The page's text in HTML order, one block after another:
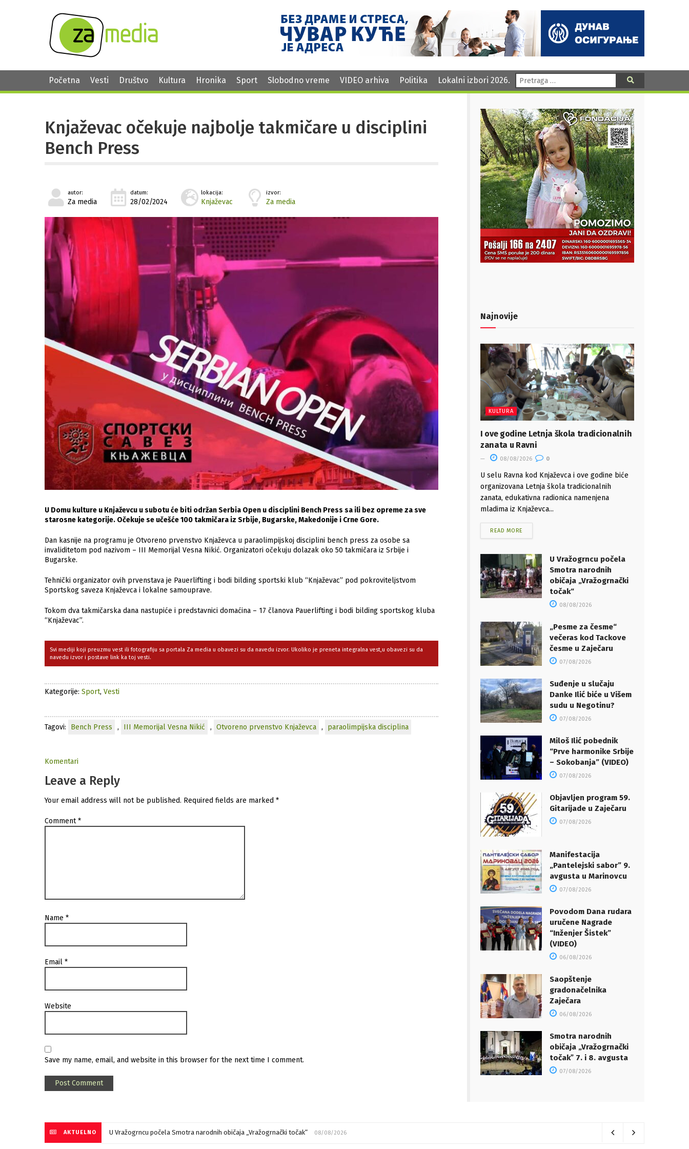
Početna Vesti Društvo Kultura Hronika Sport Slobodno vreme VIDEO arhiva Politika Lokalni izbori 2026. Pretraga:
Knjaževac očekuje najbolje takmičare u disciplini
Bench Press
autor:
Za media
datum:
28/02/2024
lokacija:
Knjaževac
izvor:
Za media
U Domu kulture u Кnjaževcu u subotu će biti održan Serbia Open u disciplini Bench Press sa ili bez opreme za sve
starosne kategorije. Očekuje se učešće 100 takmičara iz Srbije, Bugarske, Makedonije i Crne Gore.
Dan kasnije na programu je Otvoreno prvenstvo Knjaževca u paraolimpijskoj disciplini bench press za osobe sa
invaliditetom pod nazivom – III Memorijal Vesna Nikić. Organizatori očekuju dolazak oko 50 takmičara iz Srbije i
Bugarske.
Tehnički organizator ovih prvenstava je Pauerlifting i bodi bilding sportski klub “Knjaževac” pod pokroviteljstvom
Sportskog saveza Knjaževca i lokalne samouprave.
Tokom dva takmičarska dana nastupiće i predstavnici domaćina – 17 članova Pauerlifting i bodi bilding sportskog kluba
“Knjaževac”.
Svi mediji koji preuzmu vest ili fotografiju sa portala Za media u obavezi su da navedu izvor. Ukoliko je preneta integralna vest,u obavezi su da
navedu izvor i postave link ka toj vesti.
Kategorije: Sport, Vesti
Tagovi: Bench Press , III Memorijal Vesna Nikić , Otvoreno prvenstvo Knjaževca , paraolimpijska disciplina
Komentari
Leave a Reply
Your email address will not be published. Required fields are marked *
Comment*
Name *
Email *
Website
Save my name, email, and website in this browser for the next time I comment.
Najnovije
KULTURA
I ove godine Letnja škola tradicionalnih
zanata u Ravni
08/08/2026 0
U selu Ravna kod Knjaževca i ove godine biće
organizovana Letnja škola tradicionalnih
zanata, edukativna radionica namenjena
mladima iz Knjaževca...
READ MORE
U Vražogrncu počela
Smotra narodnih
običaja „Vražogrnački
točak“
08/08/2026
„Pesme za česme“
večeras kod Tackove
česme u Zaječaru
07/08/2026
Suđenje u slučaju
Danke Ilić biće u Višem
sudu u Negotinu?
07/08/2026
Miloš Ilić pobednik
“Prve harmonike Srbije
– Sokobanja” (VIDEO)
07/08/2026
Objavljen program 59.
Gitarijade u Zaječaru
07/08/2026
Manifestacija
„Pantelejski sabor” 9.
avgusta u Marinovcu
07/08/2026
Povodom Dana rudara
uručene Nagrade
“Inženjer Šistek”
(VIDEO)
06/08/2026
Saopštenje
gradonačelnika
Zaječara
06/08/2026
Smotra narodnih
običaja „Vražogrnački
točakˮ 7. i 8. avgusta
07/08/2026
AKTUELNO U Vražogrncu počela Smotra narodnih običaja „Vražogrnački točak“ 08/08/2026